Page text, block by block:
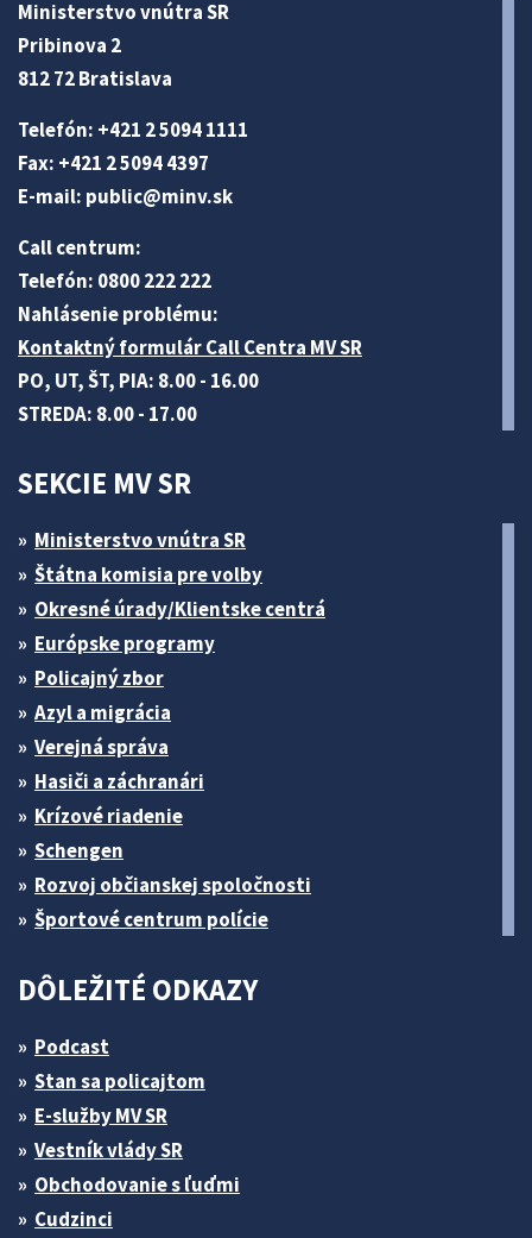
Ministerstvo vnútra SR
Pribinova 2
812 72 Bratislava
Telefón: +421 2 5094 1111
Fax: +421 2 5094 4397
E-mail: public@minv.sk
Call centrum:
Telefón: 0800 222 222
Nahlásenie problému:
Kontaktný formulár Call Centra MV SR
PO, UT, ŠT, PIA: 8.00 - 16.00
STREDA: 8.00 - 17.00
SEKCIE MV SR
Ministerstvo vnútra SR
Štátna komisia pre volby
Okresné úrady/Klientske centrá
Európske programy
Policajný zbor
Azyl a migrácia
Verejná správa
Hasiči a záchranári
Krízové riadenie
Schengen
Rozvoj občianskej spoločnosti
Športové centrum polície
DÔLEŽITÉ ODKAZY
Podcast
Stan sa policajtom
E-služby MV SR
Vestník vlády SR
Obchodovanie s ľuďmi
Cudzinci